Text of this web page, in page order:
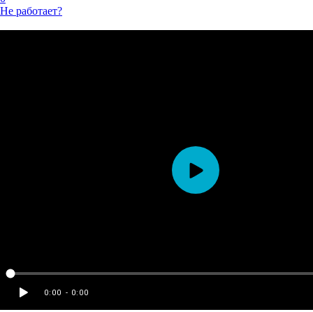
Не работает?